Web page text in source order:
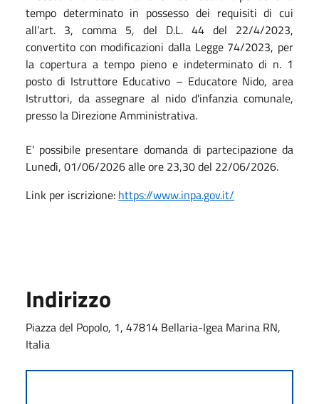
tempo determinato in possesso dei requisiti di cui
all’art. 3, comma 5, del D.L. 44 del 22/4/2023,
convertito con modificazioni dalla Legge 74/2023, per
la copertura a tempo pieno e indeterminato di n. 1
posto di Istruttore Educativo – Educatore Nido,area
Istruttori, da assegnare al nido d'infanzia comunale,
presso la Direzione Amministrativa.
E' possibile presentare domanda di partecipazione da
Lunedì, 01/06/2026 alle ore 23,30 del 22/06/2026.
Link per iscrizione: https://www.inpa.gov.it/
Indirizzo
Piazza del Popolo, 1, 47814 Bellaria-Igea Marina RN,
Italia